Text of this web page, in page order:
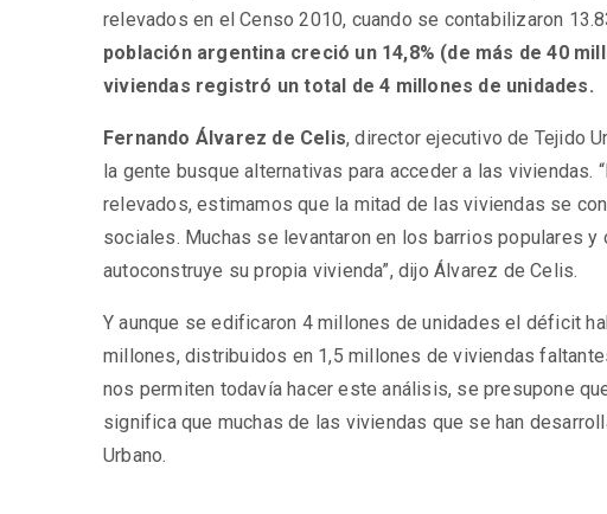
relevados en el Censo 2010, cuando se contabilizaron
población argentina creció un 14,8% (de más de 40
viviendas registró un total de 4 millones de unidades.
Fernando Álvarez de Celis, director ejecutivo de Tejido
la gente busque alternativas para acceder a las
relevados, estimamos que la mitad de las viviendas se
sociales. Muchas se levantaron en los barrios populares
autoconstruye su propia vivienda”, dijo Álvarez de Celis.
Y aunque se edificaron 4 millones de unidades el déficit
millones, distribuidos en 1,5 millones de viviendas
nos permiten todavía hacer este análisis, se presupone
significa que muchas de las viviendas que se han
Urbano.